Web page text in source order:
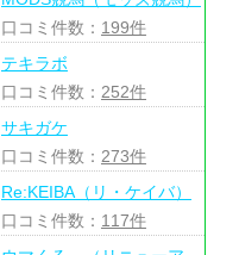
口コミ件数： 199件
テキラボ
口コミ件数： 252件
サキガケ
口コミ件数： 273件
Re:KEIBA（リ・ケイバ）
口コミ件数： 117件